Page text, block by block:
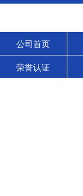
公司首页
荣誉认证